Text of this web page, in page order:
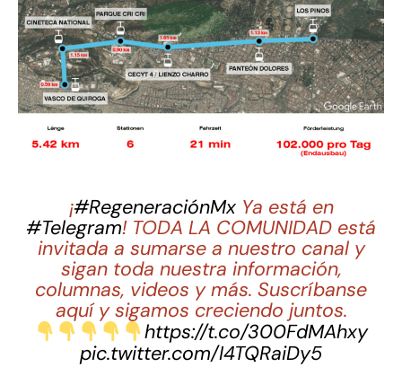
¡#RegeneraciónMxYa está en
#Telegram! TODA LA COMUNIDAD está
invitada a sumarse a nuestro canal y
sigan toda nuestra información,
columnas, videos y más. Suscríbanse
aquí y sigamos creciendo juntos.
https://t.co/300FdMAhxy
pic.twitter.com/I4TQRaiDy5